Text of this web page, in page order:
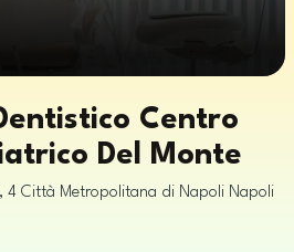
Centro
Del Monte
4 Città Metropolitana di Napoli Napoli